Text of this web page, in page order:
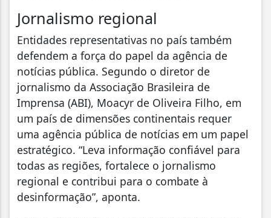
Jornalismo regional
Entidades representativas no país também
defendem a força do papel da agência de
notícias pública. Segundo o diretor de
jornalismo da Associação Brasileira de
Imprensa (ABI), Moacyr de Oliveira Filho, em
um país de dimensões continentais requer
uma agência pública de notícias em um papel
estratégico. “Leva informação confiável para
todas as regiões, fortalece o jornalismo
regional e contribui para o combate à
desinformação”, aponta.